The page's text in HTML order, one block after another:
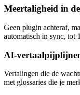
Meertaligheid in
Geen plugin achteraf,
automatisch in sync, tot
AI-
Vertalingen die de
met glossaries die je